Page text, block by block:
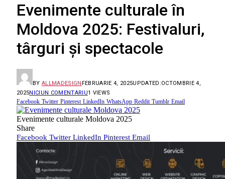
Evenimente culturale în
Moldova 2025: Festivaluri,
târguri și spectacole
BY ALLMADESIGN FEBRUARIE 4, 2025UPDATED:OCTOMBRIE 4,
2025NICIUN COMENTARIU1 VIEWS
Facebook Twitter Pinterest LinkedIn WhatsApp Reddit Tumblr Email
Evenimente culturale Moldova 2025
Share
Facebook Twitter LinkedIn Pinterest Email